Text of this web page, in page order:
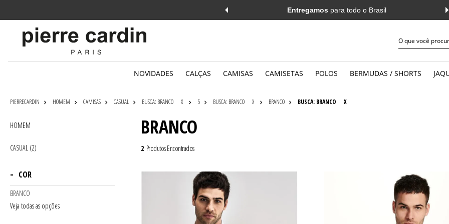
Entregamos para todo o Brasil
NOVIDADES CALÇAS
JEANS
CAMISAS
WORK
CAMISETAS POLOS BERMUDAS / SHORTS
PIERRECARDIN HOMEM CAMISAS CASUAL BUSCA: BRANCO X 5 BUSCA: BRANCO X BRANCO BUSCA: BRANCO X
HOMEM
CASUAL (2)
COR
BRANCO
Veja todas as opções
BRANCO
2 Produtos Encontrados